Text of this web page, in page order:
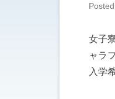
女子
ャラ
入学